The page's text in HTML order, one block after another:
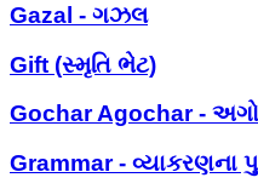
Gazal - ગઝલ
Gift (સ્મૃતિ ભેટ)
Gochar Agochar -
Grammar - વ્યાકરણના